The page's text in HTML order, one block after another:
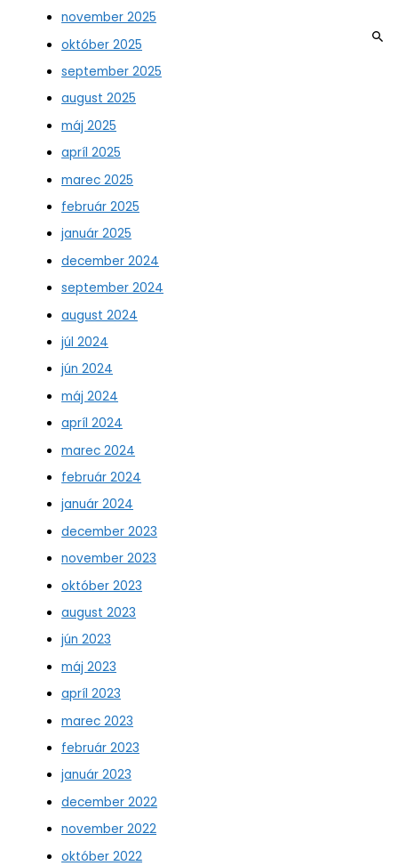
november 2025
október 2025
september 2025
august 2025
máj 2025
apríl 2025
marec 2025
február 2025
január 2025
december 2024
september 2024
august 2024
júl 2024
jún 2024
máj 2024
apríl 2024
marec 2024
február 2024
január 2024
december 2023
november 2023
október 2023
august 2023
jún 2023
máj 2023
apríl 2023
marec 2023
február 2023
január 2023
december 2022
november 2022
október 2022